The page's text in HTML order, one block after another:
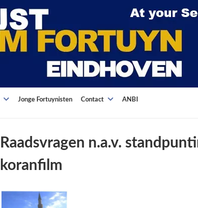
Jonge Fortuynisten Contact ANBI
Raadsvragen n.a.v.
koranfilm